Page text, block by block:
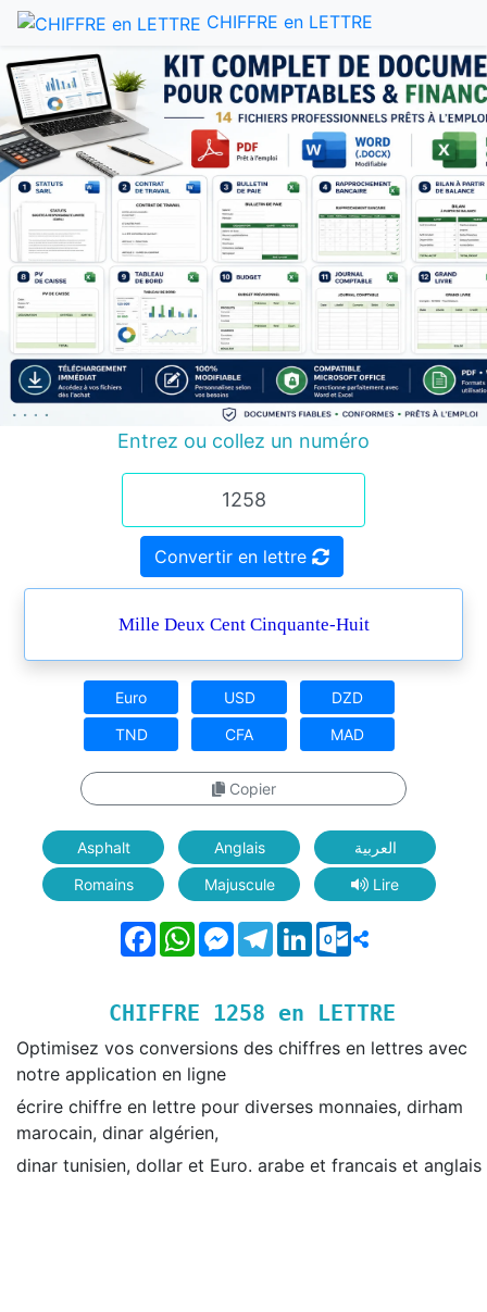
CHIFFRE en LETTRE
Entrez ou collez un numéro
Convertir en lettre
Mille Deux Cent Cinquante-Huit
Euro USD
DZD
TND
CFA MAD
Copier
Asphalt Anglais
العربية
Romains
Majuscule Lire
FacebookWhatsAppMessenger
Telegram
LinkedInOutlook.com
CHIFFRE 1258 en LETTRE
Optimisez vos conversions des chiffres en lettres avec
notre application en ligne
écrire chiffre en lettre pour diverses monnaies, dirham
marocain, dinar algérien,
dinar tunisien, dollar et Euro. arabe et francais et anglais